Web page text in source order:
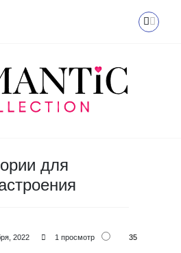
для
2022 1 просмотр 35